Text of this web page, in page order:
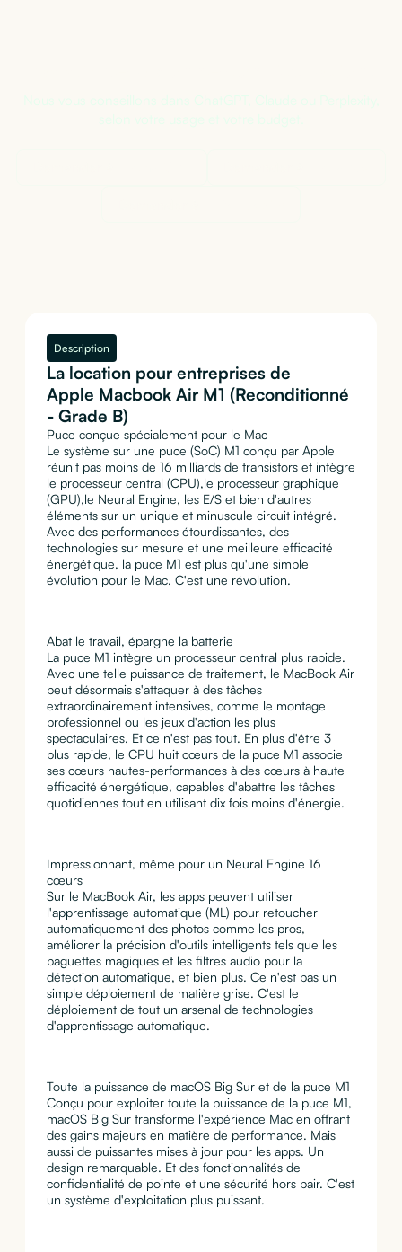
Description
La location pour entreprises de
Apple Macbook Air M1 (Reconditionné
- Grade B)
Puce conçue spécialement pour le Mac
Le système sur une puce (SoC) M1 conçu par Apple
réunit pas moins de 16 milliards de transistors et intègre
le processeur central (CPU),le processeur graphique
(GPU),le Neural Engine, les E/S et bien d'autres
éléments sur un unique et minuscule circuit intégré.
Avec des performances étourdissantes, des
technologies sur mesure et une meilleure efficacité
énergétique, la puce M1 est plus qu'une simple
évolution pour le Mac. C'est une révolution.
Abat le travail, épargne la batterie
La puce M1 intègre un processeur central plus rapide.
Avec une telle puissance de traitement, le MacBook Air
peut désormais s'attaquer à des tâches
extraordinairement intensives, comme le montage
professionnel ou les jeux d'action les plus
spectaculaires. Et ce n'est pas tout. En plus d'être 3
plus rapide, le CPU huit cœurs de la puce M1 associe
ses cœurs hautes-performances à des cœurs à haute
efficacité énergétique, capables d'abattre les tâches
quotidiennes tout en utilisant dix fois moins d'énergie.
Impressionnant, même pour un Neural Engine 16
cœurs
Sur le MacBook Air, les apps peuvent utiliser
l'apprentissage automatique (ML) pour retoucher
automatiquement des photos comme les pros,
améliorer la précision d'outils intelligents tels que les
baguettes magiques et les filtres audio pour la
détection automatique, et bien plus. Ce n'est pas un
simple déploiement de matière grise. C'est le
déploiement de tout un arsenal de technologies
d'apprentissage automatique.
Toute la puissance de macOS Big Sur et de la puce M1
Conçu pour exploiter toute la puissance de la puce M1,
macOS Big Sur transforme l'expérience Mac en offrant
des gains majeurs en matière de performance. Mais
aussi de puissantes mises à jour pour les apps. Un
design remarquable. Et des fonctionnalités de
confidentialité de pointe et une sécurité hors pair. C'est
un système d'exploitation plus puissant.